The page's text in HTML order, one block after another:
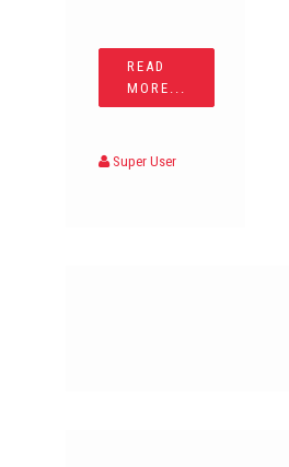
READ
MORE...
Super User